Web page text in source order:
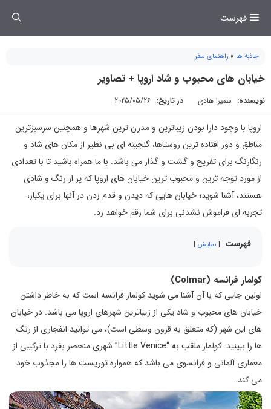
فهرست
جاذبه ها » راهنمای سفر
خیابان های محبوب و شاد اروپا + تصاویر
نویسنده: سمیرا هادی در تاریخ: 2025/05/26
اروپا با وجود دارا بودن زیباترین و مدرن ترین شهرها و همچنین سرسبزترین
مناطق و دور افتاده ترین روستاها، گنجینه ای بی نظیر از مکان های شاد و
رنگارنگ برای تفریح و گشت و گذار می باشد. با ما همراه باشید تا با تعدادی
از مورد توجه ترین و محبوب ترین خیابان های اروپا که پر از رنگ و شادی
هستند، آشنا شوید؛ خیابان هایی که دیدن و قدم زدن در آنها برای یکبار،
تجربه ای فراموش نشدنی برای شما رقم خواهد زد.
فهرست نمایش
کولمار فرانسه (Colmar)
اولین جایی که با آن آشنا می شوید کولمار فرانسه است که به خاطر داشتن
خیابان های محبوب و شاد یکی از زیباترین شهرهای اروپا می باشد. در خیابان
های این شهر (که متعلق به قرون وسطی است)، می توانید انفجاری از رنگ
ها را ببینید. کولمار ملقب به “Little Venice” شهری منحصر بفرد با ترکیبی از
معماری آلمانی و فرانسوی می باشد که همواره توریست ها را مجذوب خود
می کند.